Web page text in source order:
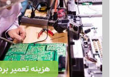
هزینه تعمیر